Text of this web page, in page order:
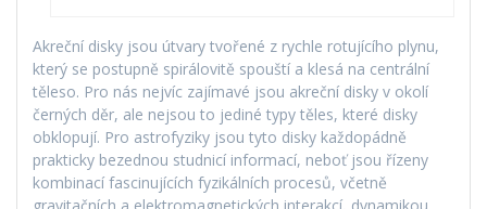
Akreční disky jsou útvary tvořené z rychle rotujícího plynu,
který se postupně spirálovitě spouští a klesá na centrální
těleso. Pro nás nejvíc zajímavé jsou akreční disky v okolí
černých děr, ale nejsou to jediné typy těles, které disky
obklopují. Pro astrofyziky jsou tyto disky každopádně
prakticky bezednou studnicí informací, neboť jsou řízeny
kombinací fascinujících fyzikálních procesů, včetně